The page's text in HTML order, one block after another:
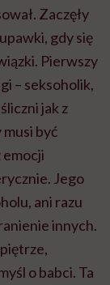
Zaczęły
gdy się
Pierwszy
– seksoholik,
jak z
musi być
emocji
Jego
ani razu
innych.
o babci. Ta